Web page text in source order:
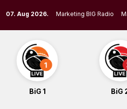
to
content
07. Aug 2026. Marketing BIG Radio
BiG 1 BiG